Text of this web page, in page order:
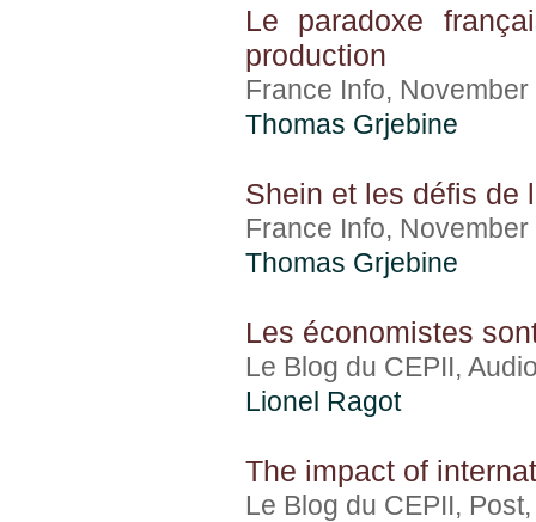
Le paradoxe
production
France Info,
Thomas Grjebine
Shein et les défis de
France Info,
Thomas Grjebine
Les économistes
Le Blog du CEPII,
Lionel Ragot
The impact of
Le Blog du CEPII,